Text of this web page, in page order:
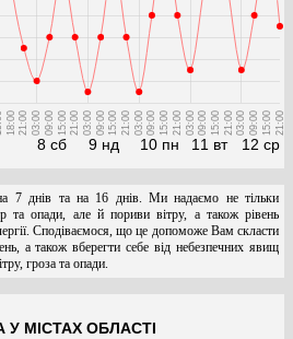
18:0021:00
8 сб
03:00 09:00 15:0021:00
9 нд
03:00 09:0015:00 21:00
10 пн
03:0009:00 15:00 21:00
11 вт
03:0009:00 15:00 21:00
12 ср
03:00 09:00 15:00 21:00
7 днів та на 16 днів. Ми надаємо не тільки
та опади, але й пориви вітру, а також рівень
Сподіваємося, що це допоможе Вам скласти
а також вберегти себе від небезпечних явищ
гроза та опади.
У МІСТАХ ОБЛАСТІ